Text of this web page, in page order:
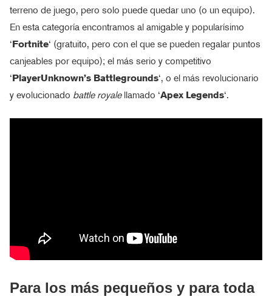
terreno de juego, pero solo puede quedar uno (o un equipo).
En esta categoría encontramos al amigable y popularísimo
‘Fortnite‘ (gratuito, pero con el que se pueden regalar puntos
canjeables por equipo); el más serio y competitivo
‘PlayerUnknown’s Battlegrounds‘, o el más revolucionario
y evolucionado battle royalellamado ‘Apex Legends‘.
Para los más pequeños y para toda